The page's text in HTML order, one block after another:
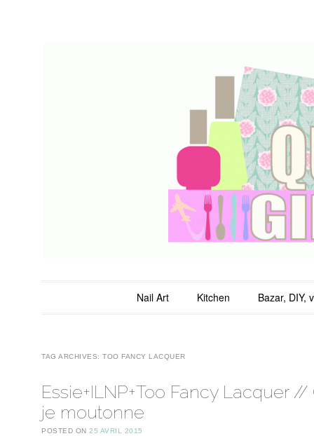
QuicheGirl
Nail Art Kitchen Bazar, DIY,
TAG ARCHIVES:TOO FANCY LACQUER
Essie+ILNP+Too Fancy Lacquer
je moutonne
POSTED ON25 AVRIL 2015